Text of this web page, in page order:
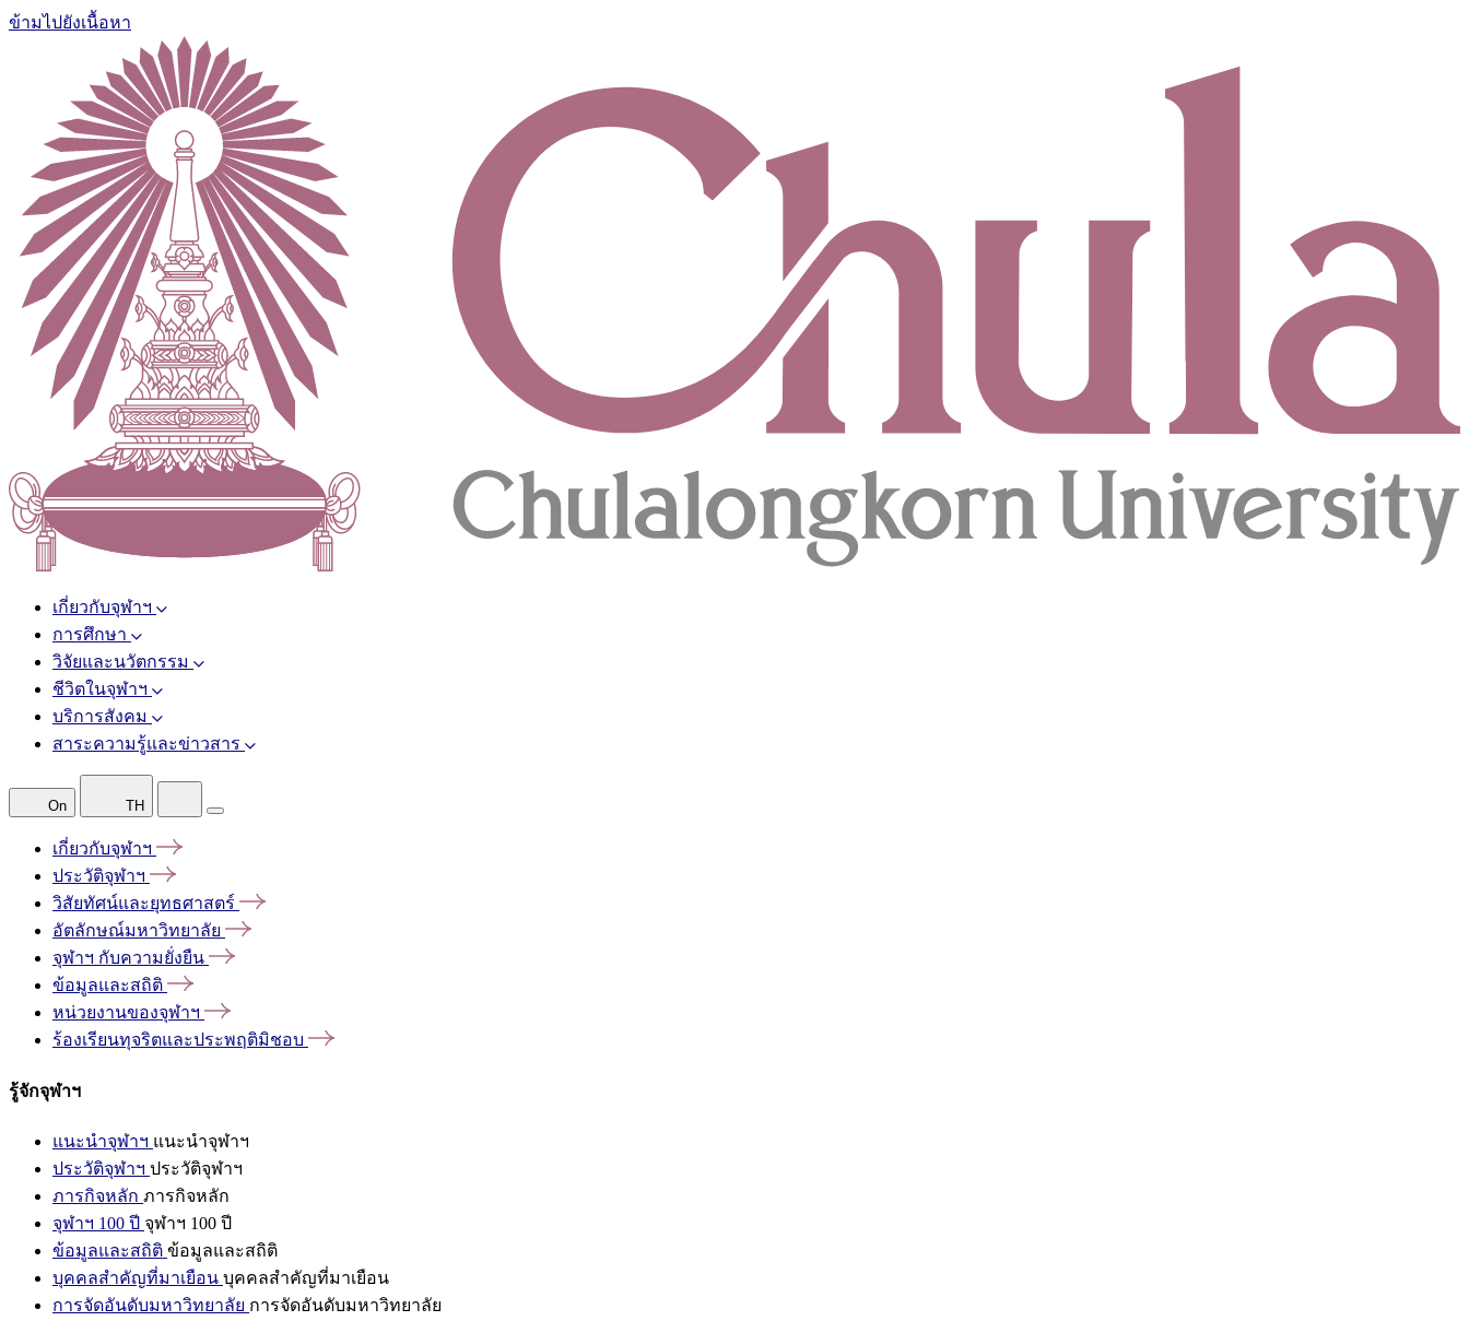
ข้ามไปยังเนื้อหา
เกี่ยวกับจุฬาฯ
การศึกษา
วิจัยและนวัตกรรม
ชีวิตในจุฬาฯ
บริการสังคม
สาระความรู้และข่าวสาร
On TH
เกี่ยวกับจุฬาฯ
ประวัติจุฬาฯ
วิสัยทัศน์และยุทธศาสตร์
อัตลักษณ์มหาวิทยาลัย
จุฬาฯ กับความยั่งยืน
ข้อมูลและสถิติ
หน่วยงานของจุฬาฯ
ร้องเรียนทุจริตและประพฤติมิชอบ
รู้จักจุฬาฯ
แนะนำจุฬาฯ แนะนำจุฬาฯ
ประวัติจุฬาฯ ประวัติจุฬาฯ
ภารกิจหลัก ภารกิจหลัก
จุฬาฯ 100 ปี จุฬาฯ 100 ปี
ข้อมูลและสถิติ ข้อมูลและสถิติ
บุคคลสำคัญที่มาเยือน บุคคลสำคัญที่มาเยือน
การจัดอันดับมหาวิทยาลัย การจัดอันดับมหาวิทยาลัย